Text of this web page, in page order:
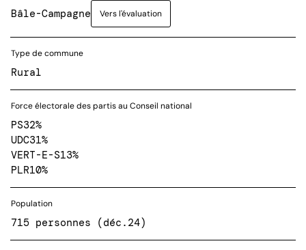
Bâle-Campagne Vers l'évaluation
Type de commune
Rural
Force électorale des partis au Conseil national
PS32%
UDC31%
VERT-E-S13%
PLR10%
Population
715 personnes (déc.24)